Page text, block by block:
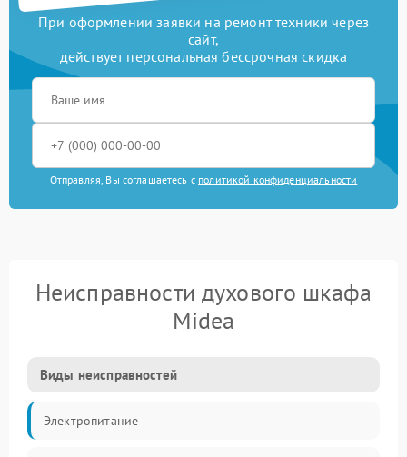
При оформлении заявки на ремонт техники через
сайт,
действует персональная бессрочная скидка
Отправляя, Вы соглашаетесь с политикой конфиденциальности
Неисправности духового шкафа
Midea
Виды неисправностей
Электропитание